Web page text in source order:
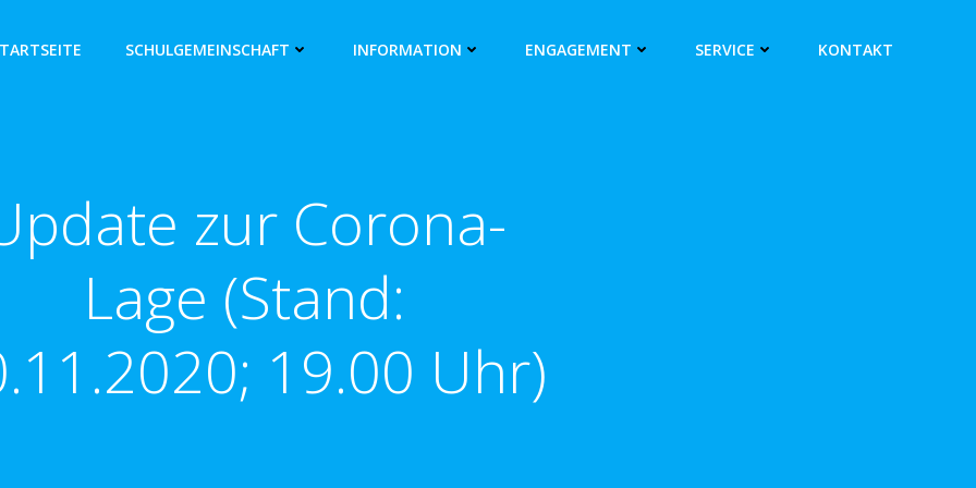
SCHULGEMEINSCHAFT INFORMATION ENGAGEMENT SERVICE KONTAKT
zur Corona-
Lage (Stand:
19.00 Uhr)